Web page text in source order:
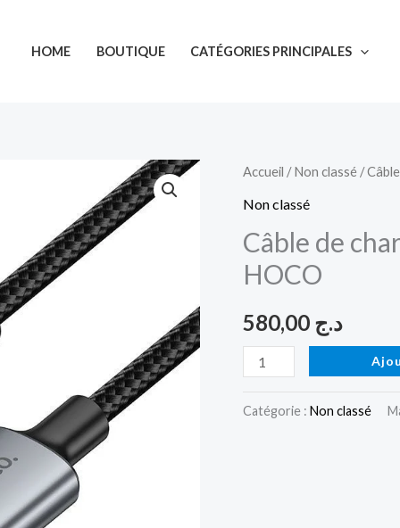
HOME BOUTIQUE CATÉGORIES PRINCIPALES
Accueil /Non classé /
Non classé
Câble de
HOCO
د.ج
quantité
de
de
charge
de
donnée
U144
HOCO
Catégorie : Non classé